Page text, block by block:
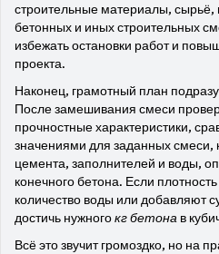
строительные материалы, сырьё,
бетонных и иных строительных
избежать остановки работ и
проекта.
Наконец, грамотный план
После замешивания смеси
прочностные характеристики,
значениями для заданныхсмеси,
цемента, заполнителей и воды,
конечного бетона. Если
количество воды или добавляют
достичь нужногокг бетона в
Всё это звучит громоздко, но на